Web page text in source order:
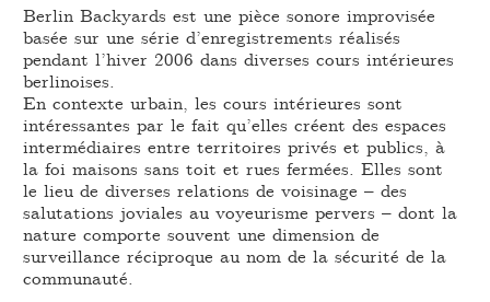
Berlin Backyards est une pièce sonore improvisée
basée sur une série d’enregistrements réalisés
pendant l’hiver 2006 dans diverses cours intérieures
berlinoises.
En contexte urbain, les cours intérieures sont
intéressantes par le fait qu’elles créent des espaces
intermédiaires entre territoires privés et publics, à
la foi maisons sans toit et rues fermées. Elles sont
le lieu de diverses relations de voisinage – des
salutations joviales au voyeurisme pervers – dont la
nature comporte souvent une dimension de
surveillance réciproque au nom de la sécurité de la
communauté.